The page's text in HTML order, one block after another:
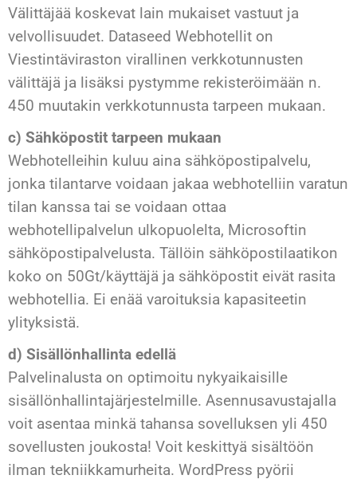
Välittäjää koskevat lain mukaiset vastuut ja
velvollisuudet. Dataseed Webhotellit on
Viestintäviraston virallinen verkkotunnusten
välittäjä ja lisäksi pystymme rekisteröimään n.
450 muutakin verkkotunnusta tarpeen mukaan.
c) Sähköpostit tarpeen mukaan
Webhotelleihin kuluu aina sähköpostipalvelu,
jonka tilantarve voidaan jakaa webhotelliin varatun
tilan kanssa tai se voidaan ottaa
webhotellipalvelun ulkopuolelta, Microsoftin
sähköpostipalvelusta. Tällöin sähköpostilaatikon
koko on 50Gt/käyttäjä ja sähköpostit eivät rasita
webhotellia. Ei enää varoituksia kapasiteetin
ylityksistä.
d) Sisällönhallinta edellä
Palvelinalusta on optimoitu nykyaikaisille
sisällönhallintajärjestelmille. Asennusavustajalla
voit asentaa minkä tahansa sovelluksen yli 450
sovellusten joukosta! Voit keskittyä sisältöön
ilman tekniikkamurheita. WordPress pyörii